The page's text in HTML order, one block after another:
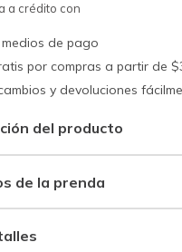
a crédito con
de pago
por compras a partir de
y devoluciones
del producto
de la prenda